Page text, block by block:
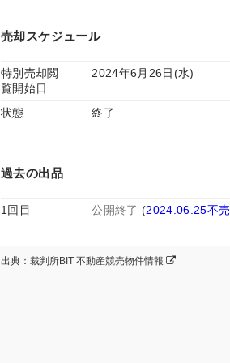
売却スケジュール
特別売却閲
覧開始日
2024年6月26日(水)
状態
終了
過去の出品
1回目 公開終了 (2024.06.25不売
出典：裁判所BIT 不動産競売物件情報